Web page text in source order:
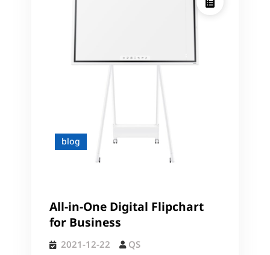
blog
All-in-One Digital Flipchart
for Business
2021-12-22
QS